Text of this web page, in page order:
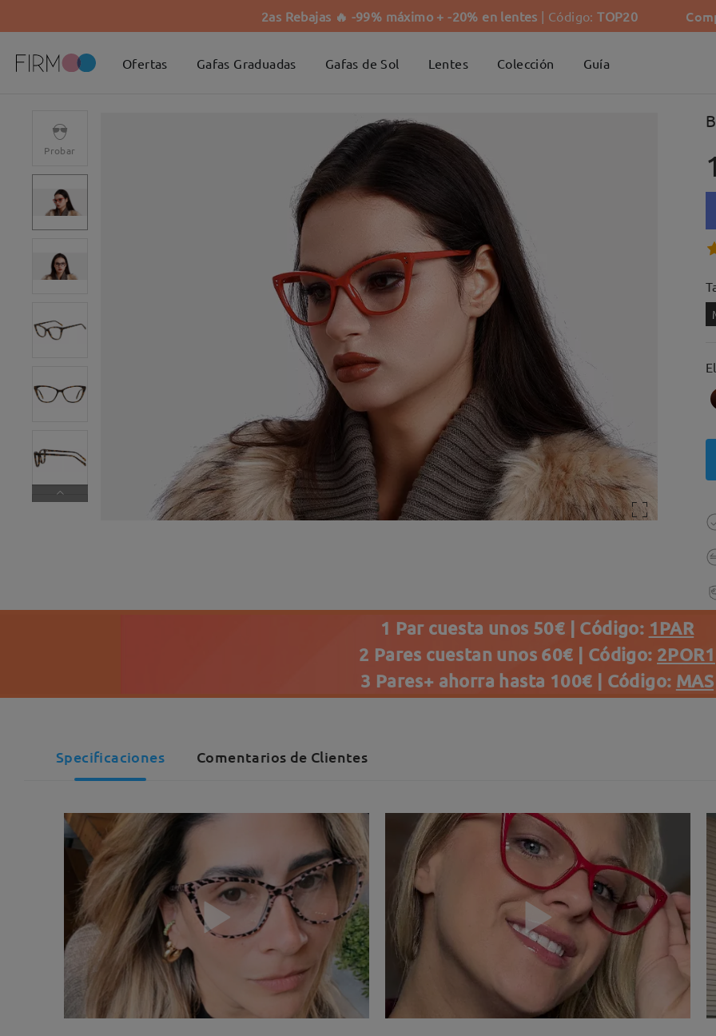
2as Rebajas 🔥 -99% máximo + -20% en lentes | Código:TOP20
Ofertas Gafas Graduadas Gafas de Sol Lentes Colección Guía
Probar
1 Par cuesta unos 50€ | Código: 1PAR
2 Pares cuestan unos 60€ | Código: 2POR1
3 Pares+ ahorra hasta 100€ | Código: MAS
Specificaciones Comentarios de Clientes